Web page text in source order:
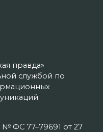
правда»
службой по
ФС 77–79691 от 27